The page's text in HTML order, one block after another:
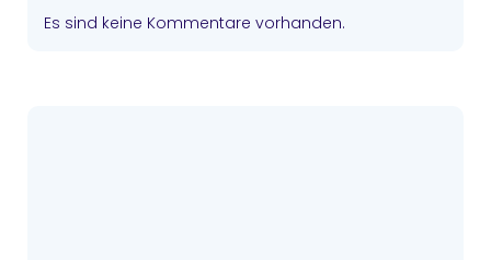
Es sind keine Kommentare vorhanden.